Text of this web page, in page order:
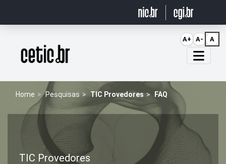
Página inicial
Home Pesquisas TIC Provedores FAQ
TIC Provedores
A+ A- A